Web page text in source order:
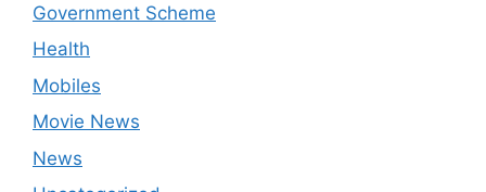
Government Scheme
Health
Mobiles
Movie News
News